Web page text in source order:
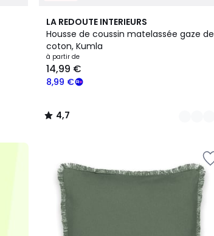
LA REDOUTE INTERIEURS
Housse de coussin matelassée gaze de
coton, Kumla
à partir de
8,99 €
14,99 €
4,7
/ 5
10
Couleurs
4,7
/